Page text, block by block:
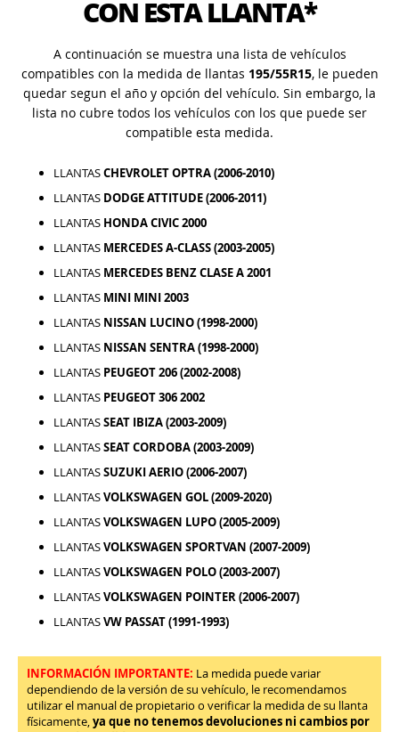
CON ESTA LLANTA*
A continuación se muestra una lista de vehículos
compatibles con la medida de llantas 195/55R15, le pueden
quedar segun el año y opción del vehículo. Sin embargo, la
lista no cubre todos los vehículos con los que puede ser
compatible esta medida.
LLANTASCHEVROLET OPTRA (2006-2010)
LLANTAS DODGE ATTITUDE (2006-2011)
LLANTAS HONDA CIVIC 2000
LLANTAS MERCEDES A-CLASS (2003-2005)
LLANTAS MERCEDES BENZ CLASE A 2001
LLANTAS MINI MINI 2003
LLANTAS NISSAN LUCINO (1998-2000)
LLANTAS NISSAN SENTRA (1998-2000)
LLANTAS PEUGEOT 206 (2002-2008)
LLANTAS PEUGEOT 306 2002
LLANTASSEAT IBIZA (2003-2009)
LLANTASSEAT CORDOBA (2003-2009)
LLANTASSUZUKI AERIO (2006-2007)
LLANTASVOLKSWAGEN GOL (2009-2020)
LLANTASVOLKSWAGEN LUPO (2005-2009)
LLANTASVOLKSWAGEN SPORTVAN (2007-2009)
LLANTASVOLKSWAGEN POLO (2003-2007)
LLANTASVOLKSWAGEN POINTER (2006-2007)
LLANTASVW PASSAT (1991-1993)
INFORMACIÓN IMPORTANTE: La medida puede variar
dependiendo de la versión de su vehículo, le recomendamos
utilizar el manual de propietario o verificar la medida de su llanta
físicamente,ya que no tenemos devoluciones ni cambios por